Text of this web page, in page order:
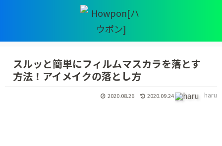
スルッと簡単にフィルムマスカラを落とす
方法！アイメイクの落とし方
haru
2020.09.24
2020.08.26